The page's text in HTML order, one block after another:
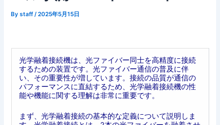
Bystaff /2025年5月15日
光学融着接続機は、光ファイバー同士を高精度に接続
するための装置です。光ファイバー通信の普及に伴
い、その重要性が増しています。接続の品質が通信の
パフォーマンスに直結するため、光学融着接続機の性
能や機能に関する理解は非常に重要です。
まず、光学融着接続の基本的な定義について説明しま